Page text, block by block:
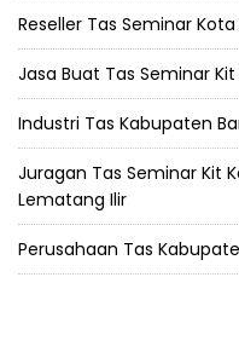
Reseller Tas Seminar
Jasa Buat Tas Seminar
Industri Tas Kabupaten
Juragan Tas Seminar Kit
Lematang Ilir
Perusahaan Tas